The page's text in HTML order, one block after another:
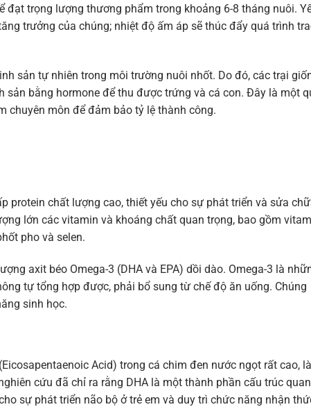
đạt trọng lượng thương phẩm trong khoảng 6-8 tháng nuôi.
trưởng của chúng; nhiệt độ ấm áp sẽ thúc đẩy quá trình
sản tự nhiên trong môi trường nuôi nhốt. Do đó, các trại
bằng hormone để thu được trứng và cá con. Đây là một
chuyên môn để đảm bảo tỷ lệ thành công.
protein chất lượng cao, thiết yếu cho sự phát triển và sửa
lớn các vitamin và khoáng chất quan trọng, bao gồm
pho và selen.
axit béo Omega-3 (DHA và EPA) dồi dào. Omega-3 là
tự tổng hợp được, phải bổ sung từ chế độ ăn uống. Chúng
sinh học.
Acid) trong cá chim đen nước ngọt rất cao, là
cứu đã chỉ ra rằng DHA là một thành phần cấu trúc quan
sự phát triển não bộ ở trẻ em và duy trì chức năng nhận